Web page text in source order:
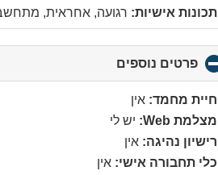
תכונות אישיות: רגועה, אחראית,
פרטים נוספים
to
contents
חיית מחמד: אין
מצלמת Web:
יש לי
רישיון נהיגה: אין
כלי תחבורה אישי: אין